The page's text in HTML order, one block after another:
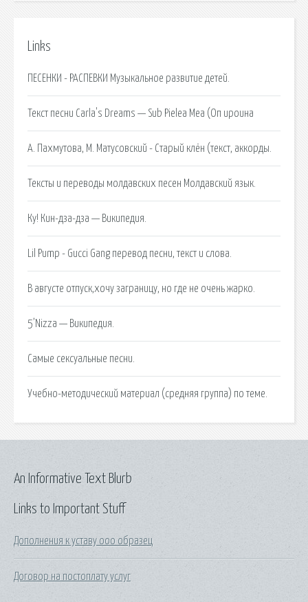
Links
ПЕСЕНКИ - РАСПЕВКИ Музыкальное развитие детей.
Текст песни Carla's Dreams — Sub Pielea Mea (Оп ироина
А. Пахмутова, М. Матусовский - Старый клён (текст, аккорды.
Тексты и переводы молдавских песен Молдавский язык.
Ку! Кин-дза-дза — Википедия.
Lil Pump - Gucci Gang перевод песни, текст и слова.
В августе отпуск,хочу заграницу, но где не очень жарко.
5’Nizza — Википедия.
Самые сексуальные песни.
Учебно-методический материал (средняя группа) по теме.
Links to Important Stuff
Дополнения к уставу ооо образец
Договор на постоплату услуг
An Informative Text Blurb